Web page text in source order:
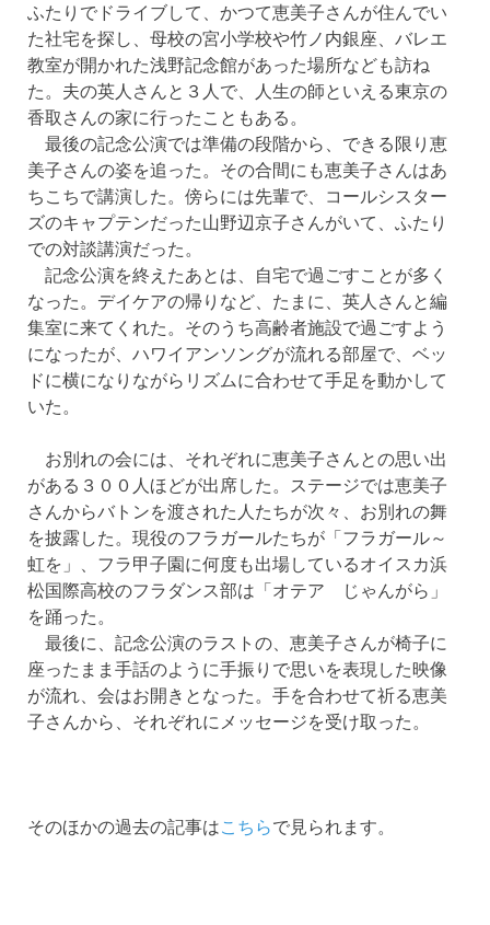
ふたりでドライブして、かつて恵美子さんが住んでい
た社宅を探し、母校の宮小学校や竹ノ内銀座、バレエ
教室が開かれた浅野記念館があった場所なども訪ね
た。夫の英人さんと３人で、人生の師といえる東京の
香取さんの家に行ったこともある。
最後の記念公演では準備の段階から、できる限り恵
美子さんの姿を追った。その合間にも恵美子さんはあ
ちこちで講演した。傍らには先輩で、コールシスター
ズのキャプテンだった山野辺京子さんがいて、ふたり
での対談講演だった。
記念公演を終えたあとは、自宅で過ごすことが多く
なった。デイケアの帰りなど、たまに、英人さんと編
集室に来てくれた。そのうち高齢者施設で過ごすよう
になったが、ハワイアンソングが流れる部屋で、ベッ
ドに横になりながらリズムに合わせて手足を動かして
いた。
お別れの会には、それぞれに恵美子さんとの思い出
がある３００人ほどが出席した。ステージでは恵美子
さんからバトンを渡された人たちが次々、お別れの舞
を披露した。現役のフラガールたちが「フラガール～
虹を」、フラ甲子園に何度も出場しているオイスカ浜
松国際高校のフラダンス部は「オテア じゃんがら」
を踊った。
最後に、記念公演のラストの、恵美子さんが椅子に
座ったまま手話のように手振りで思いを表現した映像
が流れ、会はお開きとなった。手を合わせて祈る恵美
子さんから、それぞれにメッセージを受け取った。
そのほかの過去の記事はこちらで見られます。